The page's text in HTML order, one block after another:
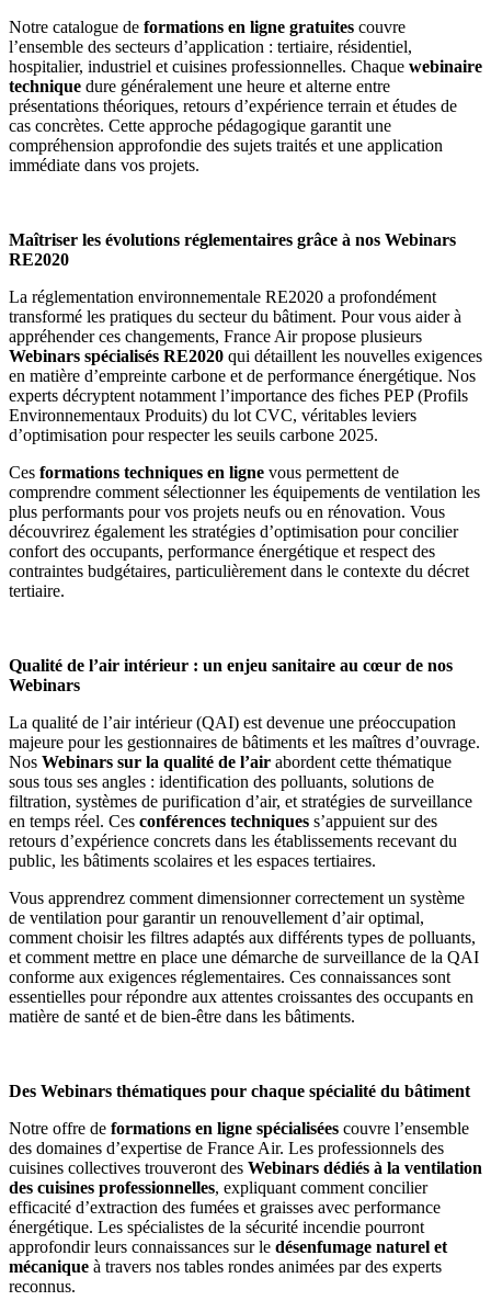
Notre catalogue de formations en ligne gratuites couvre
l’ensemble des secteurs d’application : tertiaire, résidentiel,
hospitalier, industriel et cuisines professionnelles. Chaque webinaire
technique dure généralement une heure et alterne entre
présentations théoriques, retours d’expérience terrain et études de
cas concrètes. Cette approche pédagogique garantit une
compréhension approfondie des sujets traités et une application
immédiate dans vos projets.
Maîtriser les évolutions réglementaires grâce à nos Webinars
RE2020
La réglementation environnementale RE2020 a profondément
transformé les pratiques du secteur du bâtiment. Pour vous aider à
appréhender ces changements, France Air propose plusieurs
Webinars spécialisés RE2020 qui détaillent les nouvelles exigences
en matière d’empreinte carbone et de performance énergétique. Nos
experts décryptent notamment l’importance des fiches PEP (Profils
Environnementaux Produits) du lot CVC, véritables leviers
d’optimisation pour respecter les seuils carbone 2025.
Ces formations techniques en ligne vous permettent de
comprendre comment sélectionner les équipements de ventilation les
plus performants pour vos projets neufs ou en rénovation. Vous
découvrirez également les stratégies d’optimisation pour concilier
confort des occupants, performance énergétique et respect des
contraintes budgétaires, particulièrement dans le contexte du décret
tertiaire.
Qualité de l’air intérieur : un enjeu sanitaire au cœur de nos
Webinars
La qualité de l’air intérieur (QAI) est devenue une préoccupation
majeure pour les gestionnaires de bâtiments et les maîtres d’ouvrage.
Nos Webinars sur la qualité de l’air abordent cette thématique
sous tous ses angles : identification des polluants, solutions de
filtration, systèmes de purification d’air, et stratégies de surveillance
en temps réel. Ces conférences techniques s’appuient sur des
retours d’expérience concrets dans les établissements recevant du
public, les bâtiments scolaires et les espaces tertiaires.
Vous apprendrez comment dimensionner correctement un système
de ventilation pour garantir un renouvellement d’air optimal,
comment choisir les filtres adaptés aux différents types de polluants,
et comment mettre en place une démarche de surveillance de la QAI
conforme aux exigences réglementaires. Ces connaissances sont
essentielles pour répondre aux attentes croissantes des occupants en
matière de santé et de bien-être dans les bâtiments.
Des Webinars thématiques pour chaque spécialité du bâtiment
Notre offre de formations en ligne spécialisées couvre l’ensemble
des domaines d’expertise de France Air. Les professionnels des
cuisines collectives trouveront des Webinars dédiés à la ventilation
des cuisines professionnelles, expliquant comment concilier
efficacité d’extraction des fumées et graisses avec performance
énergétique. Les spécialistes de la sécurité incendie pourront
approfondir leurs connaissances sur le désenfumage naturel et
mécanique à travers nos tables rondes animées par des experts
reconnus.